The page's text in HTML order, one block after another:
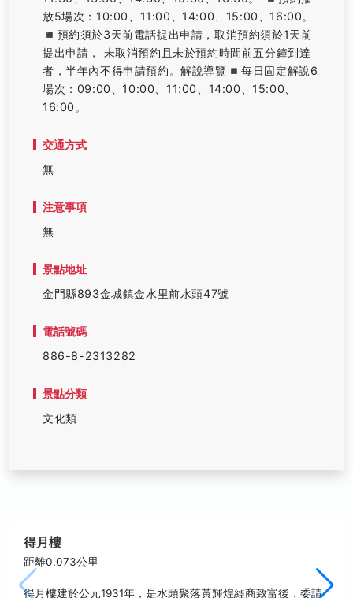
放5場次：10:00、11:00、14:00、15:00、16:00。
◾️預約須於3天前電話提出申請，取消預約須於1天前
提出申請， 未取消預約且未於預約時間前五分鐘到達
者，半年內不得申請預約。解說導覽◾️每日固定解說6
場次：09:00、10:00、11:00、14:00、15:00、
16:00。
交通方式
無
注意事項
無
景點地址
金門縣893金城鎮金水里前水頭47號
電話號碼
886-8-2313282
景點分類
文化類
得月樓
距離0.073公里
得月樓建於公元1931年，是水頭聚落黃輝煌經商致富後，委請